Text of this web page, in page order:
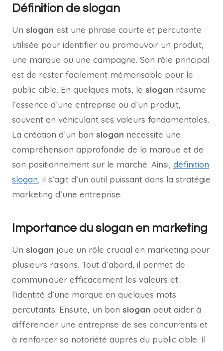
Définition de slogan
Un slogan est une phrase courte et percutante
utilisée pour identifier ou promouvoir un produit,
une marque ou une campagne. Son rôle principal
est de rester facilement mémorisable pour le
public cible. En quelques mots, le slogan résume
l’essence d’une entreprise ou d’un produit,
souvent en véhiculant ses valeurs fondamentales.
La création d’un bon slogan nécessite une
compréhension approfondie de la marque et de
son positionnement sur le marché. Ainsi, définition
slogan, il s’agit d’un outil puissant dans la stratégie
marketing d’une entreprise.
Importance du slogan en marketing
Un slogan joue un rôle crucial en marketing pour
plusieurs raisons. Tout d’abord, il permet de
communiquer efficacement les valeurs et
l’identité d’une marque en quelques mots
percutants. Ensuite, un bon slogan peut aider à
différencier une entreprise de ses concurrents et
à renforcer sa notoriété auprès du public cible. Il